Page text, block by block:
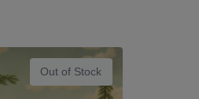
Out of Stock